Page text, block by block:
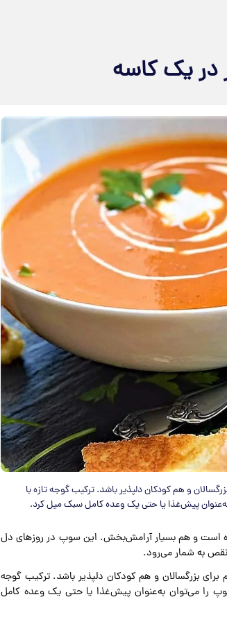
در یک کاسه
و هم کودکان دلپذیر باشد. ترکیب گوجه تازه با
پیش‌غذا یا حتی یک وعده کامل سبک میل کرد.
است و هم بسیار آرامش‌بخش. این سوپ در روزهای دل
به شمار می‌رود.
بزرگسالان و هم کودکان دلپذیر باشد. ترکیب گوجه
را می‌توان به‌عنوان پیش‌غذا یا حتی یک وعده کامل